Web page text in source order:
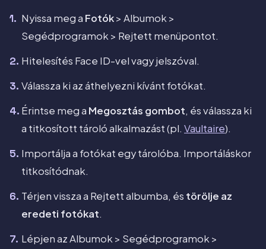
Nyissa meg a Fotók> Albumok >
Segédprogramok > Rejtett menüpontot.
Hitelesítés Face ID-vel vagy jelszóval.
Válassza ki az áthelyezni kívánt fotókat.
Érintse meg a Megosztás gombot, és válassza ki
a titkosított tároló alkalmazást (pl. Vaultaire).
Importálja a fotókat egy tárolóba. Importáláskor
titkosítódnak.
Térjen vissza a Rejtett albumba, és törölje az
eredeti fotókat.
Lépjen az Albumok > Segédprogramok >